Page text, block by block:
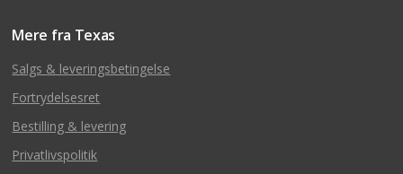
Mere fra Texas
Salgs & leveringsbetingelse
Fortrydelsesret
Bestilling & levering
Privatlivspolitik